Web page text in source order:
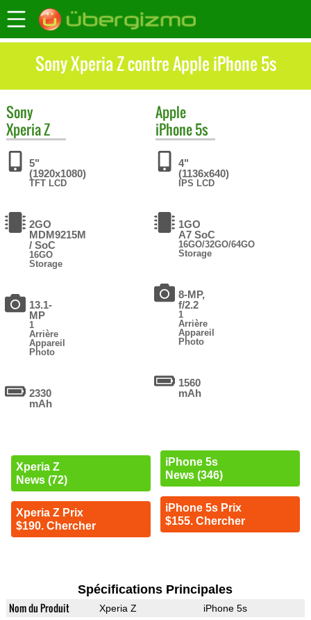
Sony Xperia Z contre Apple iPhone 5s
Sony
Xperia Z
5"
(1920x1080)
TFT LCD
2GO
MDM9215M
/ SoC
16GO
Storage
13.1-
MP
1
Arrière
Appareil
Photo
2330
mAh
Xperia Z
News (72)
Xperia Z Prix
$190. Chercher
Apple
iPhone 5s
4"
(1136x640)
IPS LCD
1GO
A7 SoC
16GO/32GO/64GO
Storage
8-MP,
f/2.2
1
Arrière
Appareil
Photo
1560
mAh
iPhone 5s
News (346)
iPhone 5s Prix
$155. Chercher
Spécifications Principales
Nom du Produit Xperia Z iPhone 5s